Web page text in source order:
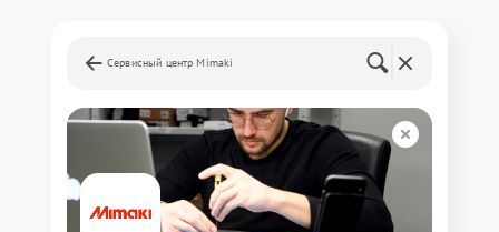
Сервисный центр Mimaki